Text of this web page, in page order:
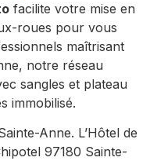
facilite votre mise en
roues pour vous
maîtrisant
notre réseau
sangles et plateau
immobilisé.
Anne. L’Hôtel de
97180 Sainte-